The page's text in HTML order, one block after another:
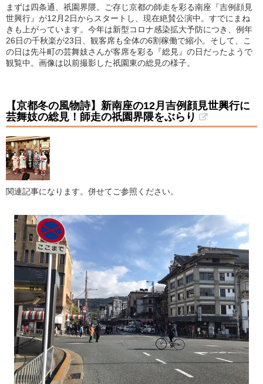
まずは四条通、祇園界隈。ご存じ京都の師走を彩る南座『吉例顔見
世興行』が12月2日からスタートし、現在絶賛公演中。すでにまね
きも上がっています。今年は新型コロナ感染拡大予防につき、例年
26日の千秋楽が23日、観客席も全体の6割稼働で縮小。そして、こ
の日は先斗町の芸舞妓さんが客席を彩る『総見』の日だったようで
観覧中。画像は以前撮影した祇園東の総見の様子。
【京都冬の風物詩】新南座の12月吉例顔見世興行に
芸舞妓の総見！師走の祇園界隈をぶらり
関連記事になります。併せてご参照ください。